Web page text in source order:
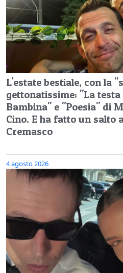
L'estate bestiale, con la
gettonatissime: "La
Bambina" e "Poesia" di
Cino. E ha fatto un salto
Cremasco
4 agosto 2026